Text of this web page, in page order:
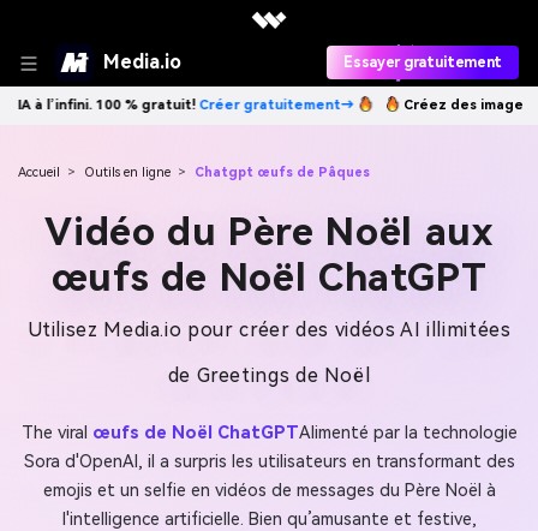
Media.io Essayer gratuitement
Créer gratuitement→ Créez des images IA à l’infini. 100 %
Accueil > Outils en ligne > Chatgpt œufs de Pâques
Vidéo du Père Noël aux
œufs de Noël ChatGPT
Utilisez Media.io pour créer des vidéos AI illimitées
de Greetings de Noël
The viral œufs de Noël ChatGPTAlimenté par la technologie
Sora d'OpenAI, il a surpris les utilisateurs en transformant des
emojis et un selfie en vidéos de messages du Père Noël à
l'intelligence artificielle. Bien qu’amusante et festive,